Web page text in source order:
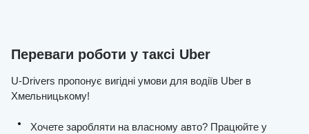
Переваги роботи у таксі Uber
U-Drivers пропонує вигідні умови для водіїв Uber в
Хмельницькому!
Хочете заробляти на власному авто? Працюйте у